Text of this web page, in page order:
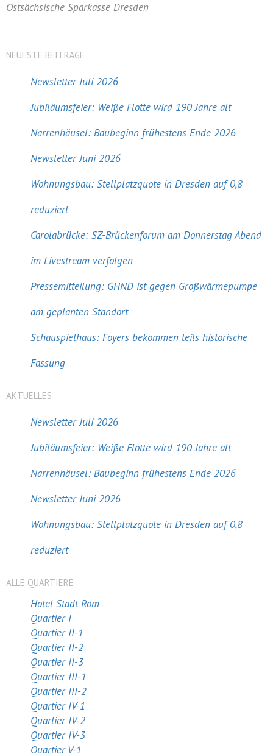
Ostsächsische Sparkasse Dresden
NEUESTE BEITRÄGE
Newsletter Juli 2026
Jubiläumsfeier: Weiße Flotte wird 190 Jahre alt
Narrenhäusel: Baubeginn frühestens Ende 2026
Newsletter Juni 2026
Wohnungsbau: Stellplatzquote in Dresden auf 0,8
reduziert
Carolabrücke: SZ-Brückenforum am Donnerstag Abend
im Livestream verfolgen
Pressemitteilung: GHND ist gegen Großwärmepumpe
am geplanten Standort
Schauspielhaus: Foyers bekommen teils historische
Fassung
AKTUELLES
Newsletter Juli 2026
Jubiläumsfeier: Weiße Flotte wird 190 Jahre alt
Narrenhäusel: Baubeginn frühestens Ende 2026
Newsletter Juni 2026
Wohnungsbau: Stellplatzquote in Dresden auf 0,8
reduziert
ALLE QUARTIERE
Hotel Stadt Rom
Quartier I
Quartier II-1
Quartier II-2
Quartier II-3
Quartier III-1
Quartier III-2
Quartier IV-1
Quartier IV-2
Quartier IV-3
Quartier V-1